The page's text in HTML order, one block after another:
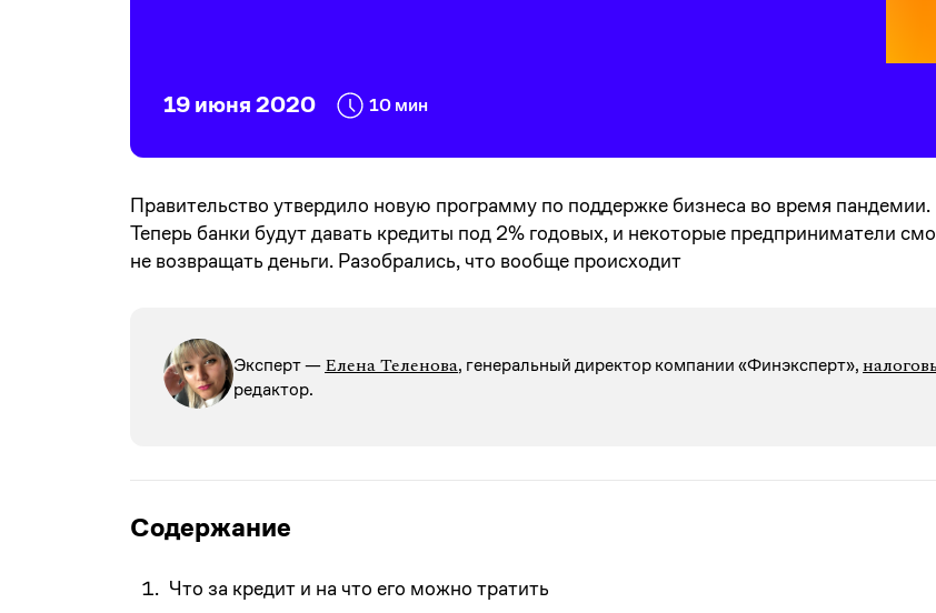
19 июня 2020 10 мин
Правительство утвердило новую программу по поддержке бизнеса во время пандемии.
Теперь банки будут давать кредиты под 2% годовых, и некоторые предприниматели
не возвращать деньги. Разобрались, что вообще происходит
Эксперт —Елена Теленова, генеральный директор компании «Финэксперт»,
редактор.
Содержание
Что за кредит и на что его можно тратить